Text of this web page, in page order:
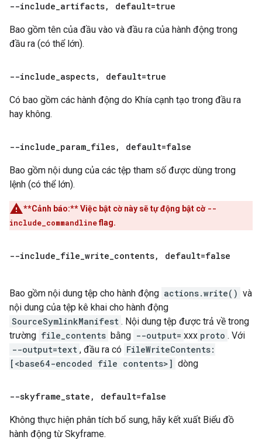
--include_artifacts, default=true
Bao gồm tên của đầu vào và đầu ra của hành động trong
đầu ra (có thể lớn).
--include_aspects, default=true
Có bao gồm các hành động do Khía cạnh tạo trong đầu ra
hay không.
--include_param_files, default=false
Bao gồm nội dung của các tệp tham số được dùng trong
lệnh (có thể lớn).
**Cảnh báo:**Việc bật cờ này sẽ tự động bật cờ --
include_commandlineflag.
--include_file_write_contents, default=false
Bao gồm nội dung tệp cho hành động actions.write() và
nội dung của tệp kê khai cho hành động
SourceSymlinkManifest . Nội dung tệp được trả về trong
trường file_contents bằng --output= xxx proto . Với
--output=text , đầu ra có FileWriteContents:
[<base64-encoded file contents>] dòng
--skyframe_state , default=false
Không thực hiện phân tích bổ sung, hãy kết xuất Biểu đồ
hành động từ Skyframe.